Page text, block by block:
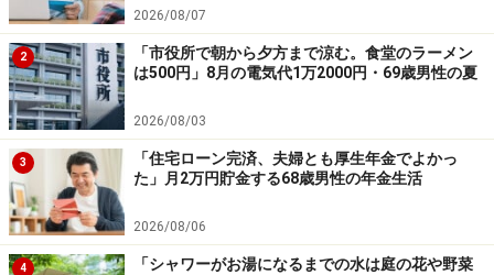
※記事内容は執筆時点のものです。最新の内容をご確認くださ
い。
本記事の内容は一般的な情報提供を目的としており、特定の金融
商品や投資行動を推奨するものではありません。
投資や資産運用に関する最終的なご判断はご自身の責任において
行ってください。
掲載情報の正確性・完全性については十分に配慮しております
が、その内容を保証するものではなく、これに基づく損失・損害
などについて当社は一切の責任を負いません。
最新の情報や詳細については、必ず各金融機関やサービス提供者
の公式情報をご確認ください。
【編集部からのお知らせ】
2026/08/07
2
「市役所で朝から夕方まで涼む。食堂のラーメン
は500円」8月の電気代1万2000円・69歳男性の夏
2026/08/03
3
「住宅ローン完済、夫婦とも厚生年金でよかっ
た」月2万円貯金する68歳男性の年金生活
2026/08/06
4
「シャワーがお湯になるまでの水は庭の花や野菜